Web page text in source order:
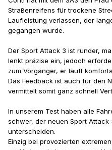
Straßenreifens für trockene
Laufleistung verlassen, der
gegangen wurde.
Der Sport Attack 3 ist runder,
lenkt präzise ein, jedoch
zum Vorgänger, er läuft
Das Feedback ist auch für den
vermittelt somit ganz schnell
In unserem Test haben alle
schwer, der neuen Sport Attack
unterscheiden.
Einzig bei provozierten